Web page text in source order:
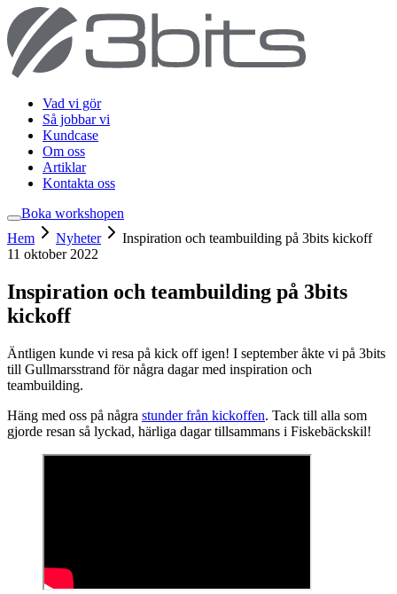
Vad vi gör
Så jobbar vi
Kundcase
Om oss
Artiklar
Kontakta oss
Boka workshopen
Hem
Nyheter
Inspiration och teambuilding på 3bits kickoff
11 oktober 2022
Inspiration och teambuilding på 3bits
kickoff
Äntligen kunde vi resa på kick off igen! I september åkte vi på 3bits
till Gullmarsstrand för några dagar med inspiration och
teambuilding.
Häng med oss på några stunder från kickoffen. Tack till alla som
gjorde resan så lyckad, härliga dagar tillsammans i Fiskebäckskil!